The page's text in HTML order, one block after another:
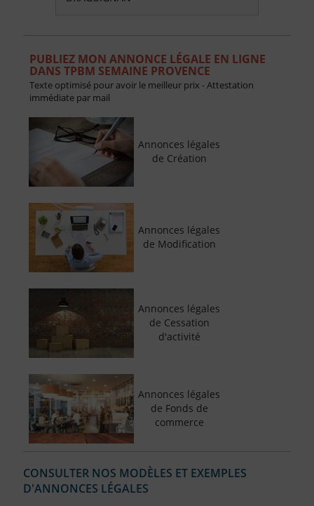
PUBLIEZ MON ANNONCE LÉGALE EN LIGNE
DANS TPBM SEMAINE PROVENCE
Texte optimisé pour avoir le meilleur prix - Attestation
immédiate par mail
Annonces légales
de Création
Annonces légales
de Modification
Annonces légales
de Cessation
d'activité
Annonces légales
de Fonds de
commerce
CONSULTER NOS MODÈLES ET EXEMPLES
D'ANNONCES LÉGALES